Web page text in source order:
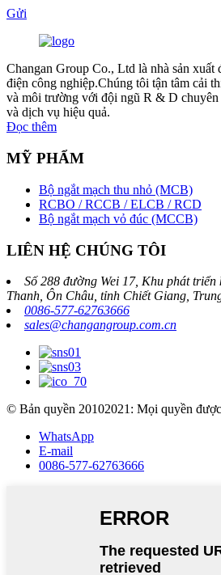
Gửi
Changan Group Co., Ltd là nhà sản xuất
điện công nghiệp.Chúng tôi tận tâm cải
và môi trường với đội ngũ R & D
và dịch vụ hiệu quả.
Đọc thêm
MỸ PHẨM
Bộ ngắt mạch thu nhỏ (MCB)
RCBO / RCCB / ELCB / RCD
Bộ ngắt mạch vỏ đúc (MCCB)
LIÊN HỆ CHÚNG TÔI
Số 288 đường Wei 17, Khu phát
Thanh, Ôn Châu, tỉnh Chiết Giang,
0086-577-62763666
sales@changangroup.com.cn
© Bản quyền 20102021: Mọi quyền
WhatsApp
E-mail
0086-577-62763666